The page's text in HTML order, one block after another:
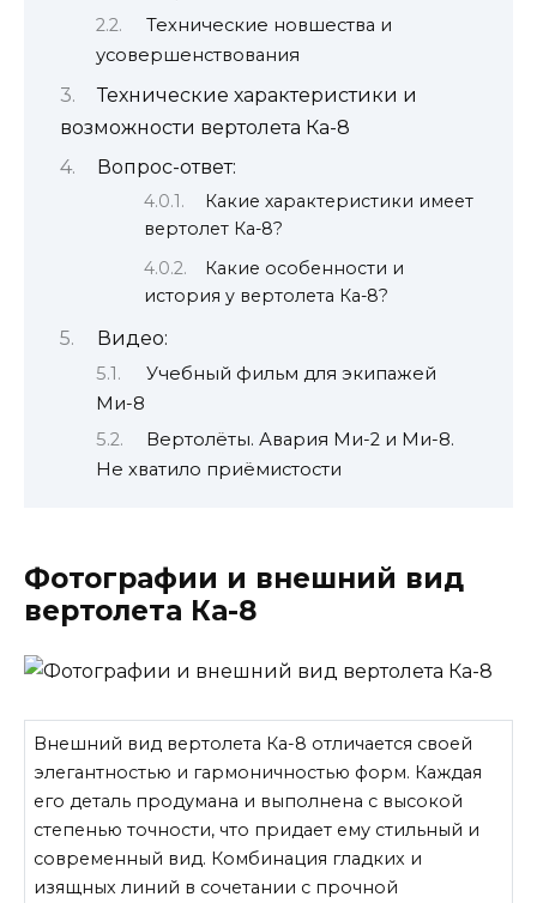
Технические новшества и
усовершенствования
Технические характеристики и
возможности вертолета Ка-8
Вопрос-ответ:
Какие характеристики имеет
вертолет Ка-8?
Какие особенности и
история у вертолета Ка-8?
Видео:
Учебный фильм для экипажей
Ми-8
Вертолёты. Авария Ми-2 и Ми-8.
Не хватило приёмистости
Фотографии и внешний вид
вертолета Ка-8
Внешний вид вертолета Ка-8 отличается своей
элегантностью и гармоничностью форм. Каждая
его деталь продумана и выполнена с высокой
степенью точности, что придает ему стильный и
современный вид. Комбинация гладких и
изящных линий в сочетании с прочной